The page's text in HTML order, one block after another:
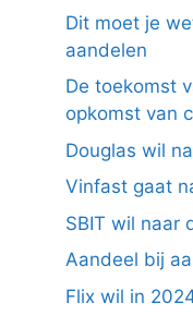
Dit moet je
aandelen
De toekomst
opkomst van
Douglas wil
Vinfast gaat
SBIT wil naar
Aandeel bij
Flix wil in